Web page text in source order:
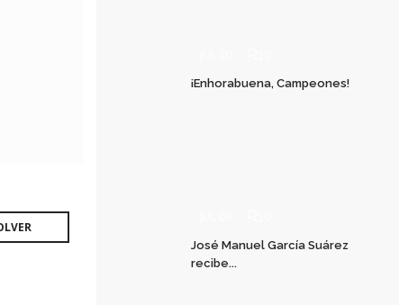
¡Enhorabuena, Campeones!
José Manuel García Suárez
recibe...